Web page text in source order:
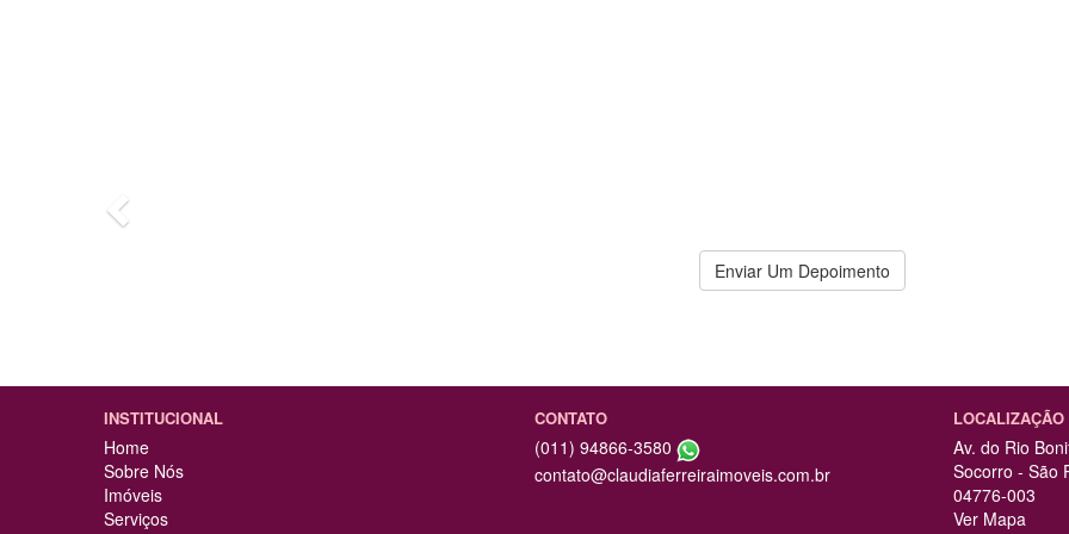
mostra as oportunidades, sugerindo possíveis soluções que fique bom
INSTITUCIONAL LOCALIZAÇÃO